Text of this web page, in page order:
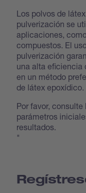
Los polvos de
pulverización se
aplicaciones,
compuestos. El
pulverización
una alta eficiencia
en un método
de látex epoxídico.
Por favor,
parámetros
resultados.
"